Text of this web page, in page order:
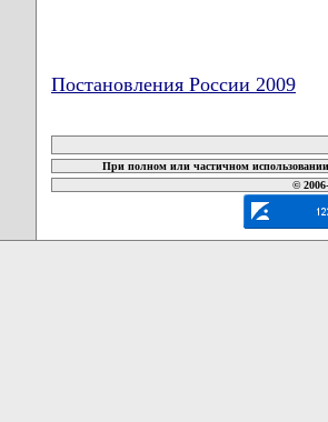
Постановления России 2009
При полном или частичном
©